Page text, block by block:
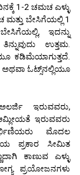
1-2 ಚಮಚ ಎಳ್ಳು
ಮತ್ತು ಬೇಸಿಗೆಯಲ್ಲಿ 1
ಇದನ್ನು
ಉತ್ತಮ.
ಕಡಿಮೆಯಾಗುತ್ತದೆ.
ಅಥವಾ ಓಟ್ಸ್‌ನಲ್ಲಿಯೂ
ಇರುವವರು,
ಇರುವವರು
ಮೊದಲ
ಪ್ರಕಾರ ಸೀಮಿತ
ಕಾಣುವ ಎಳ್ಳು
ಪ್ರಯೋಜನಗಳು